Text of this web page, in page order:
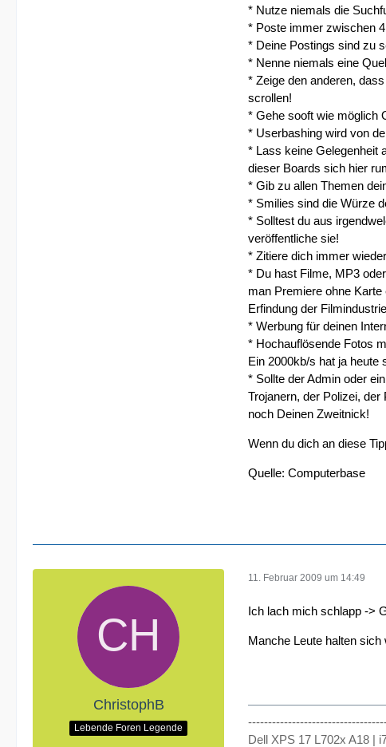
* Nutze niemals die
* Poste immer zwischen
* Deine Postings sind zu
* Nenne niemals eine
* Zeige den anderen,
scrollen!
* Gehe sooft wie möglich
* Userbashing wird von
* Lass keine Gelegenheit
dieser Boards sich hier
* Gib zu allen Themen
* Smilies sind die Würze
* Solltest du aus
veröffentliche sie!
* Zitiere dich immer
* Du hast Filme, MP3
man Premiere ohne
Erfindung der
* Werbung für deinen
* Hochauflösende Fotos
Ein 2000kb/s hat ja heute
* Sollte der Admin oder
Trojanern, der Polizei,
noch Deinen Zweitnick!
Wenn du dich an diese
Quelle: Computerbase
ChristophB
Lebende Foren Legende
11. Februar 2009 um 14:49
Ich lach mich schlapp ->
Manche Leute halten
Dell XPS 17 L702x A18 |